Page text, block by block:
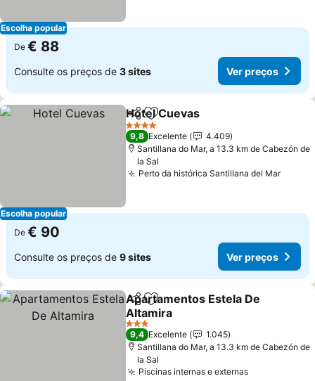
Escolha popular
De € 88
Consulte os preços de 3 sites Ver preços
Escolha popular
PartilharAdicionar aos favoritos
Hotel Cuevas
4 Estrelas
9,8 Excelente
4.409
Santillana do Mar, a 13.3 km de Cabezón de
la Sal
Perto da histórica Santillana del Mar
De € 90
Consulte os preços de 9 sites Ver preços
PartilharAdicionar aos favoritos
Apartamentos Estela De
Altamira
3 Estrelas
9,4 Excelente
1.045
Santillana do Mar, a 13.3 km de Cabezón de
la Sal
Piscinas internas e externas